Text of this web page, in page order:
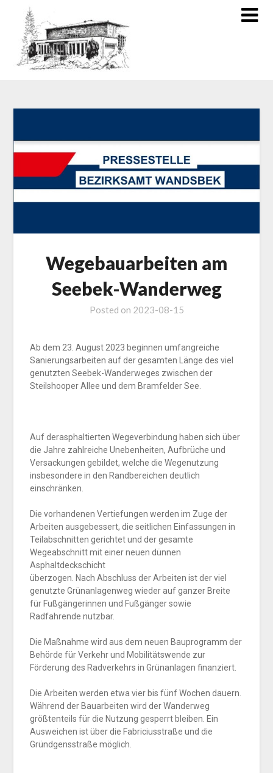
Wegebauarbeiten am
Seebek-Wanderweg
Posted on 2023-08-15
Ab dem 23. August 2023 beginnen umfangreiche
Sanierungsarbeiten auf der gesamten Länge des viel
genutzten Seebek-Wanderweges zwischen der
Steilshooper Allee und dem Bramfelder See.
Auf derasphaltierten Wegeverbindung haben sich über
die Jahre zahlreiche Unebenheiten, Aufbrüche und
Versackungen gebildet, welche die Wegenutzung
insbesondere in den Randbereichen deutlich
einschränken.
Die vorhandenen Vertiefungen werden im Zuge der
Arbeiten ausgebessert, die seitlichen Einfassungen in
Teilabschnitten gerichtet und der gesamte
Wegeabschnitt mit einer neuen dünnen
Asphaltdeckschicht
überzogen. Nach Abschluss der Arbeiten ist der viel
genutzte Grünanlagenweg wieder auf ganzer Breite
für Fußgängerinnen und Fußgänger sowie
Radfahrende nutzbar.
Die Maßnahme wird aus dem neuen Bauprogramm der
Behörde für Verkehr und Mobilitätswende zur
Förderung des Radverkehrs in Grünanlagen finanziert.
Die Arbeiten werden etwa vier bis fünf Wochen dauern.
Während der Bauarbeiten wird der Wanderweg
größtenteils für die Nutzung gesperrt bleiben. Ein
Ausweichen ist über die Fabriciusstraße und die
Gründgensstraße möglich.